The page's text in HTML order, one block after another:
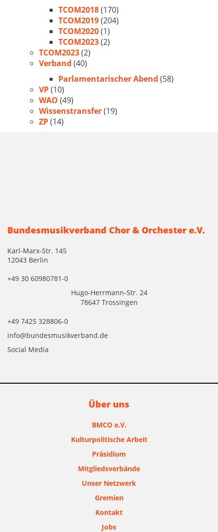
TCOM2018(170)
TCOM2019(204)
TCOM2020(1)
TCOM2023(2)
TCOM2023(2)
Verband (40)
Parlamentarischer Abend (58)
VP(10)
WAO (49)
Wissenstransfer(19)
ZP(14)
Bundesmusikverband Chor & Orchester e.V.
Karl-Marx-Str. 145
12043 Berlin
+49 30 60980781-0
Hugo-Herrmann-Str. 24
78647 Trossingen
+49 7425 328806-0
info@bundesmusikverband.de
Social Media
Über uns
BMCO e.V.
Kulturpolitische Arbeit
Präsidium
Mitgliedsverbände
Unser Netzwerk
Gremien
Kontakt
Jobs